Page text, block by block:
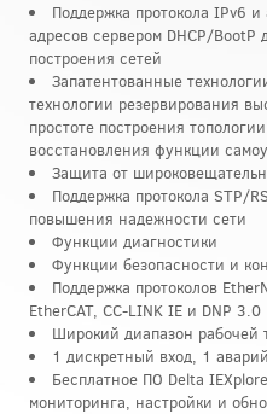
Поддержка протокола IPv6
адресов сервером DHCP/BootP
построения сетей
Запатентованные
технологии резервирования
простоте построения
восстановления функции
Защита от
Поддержка протокола STP/
повышения надежности сети
Функции диагностики
Функции безопасности и
Поддержка протоколов
EtherCAT, CC-LINK IE и DNP 3.0
Широкий диапазон рабочей
1 дискретный вход, 1
Бесплатное ПО Delta
мониторинга, настройки и